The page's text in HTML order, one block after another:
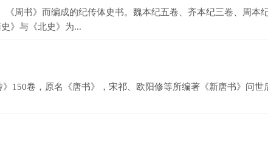
书》而编成的纪传体史书。魏本纪五卷、齐本纪三卷、周本
》与《北史》为...
卷，原名《唐书》，宋祁、欧阳修等所编著《新唐书》问世